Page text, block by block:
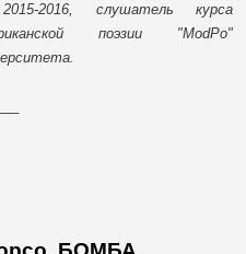
2016, слушатель курса
поэзии "ModPo"